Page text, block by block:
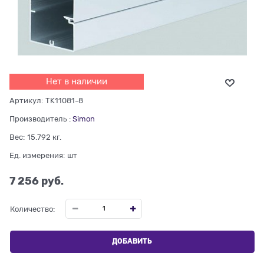
Нет в наличии
Артикул: TK11081-8
Производитель : Simon
Вес: 15.792 кг.
Ед. измерения: шт
7 256 руб.
Количество:
ДОБАВИТЬ